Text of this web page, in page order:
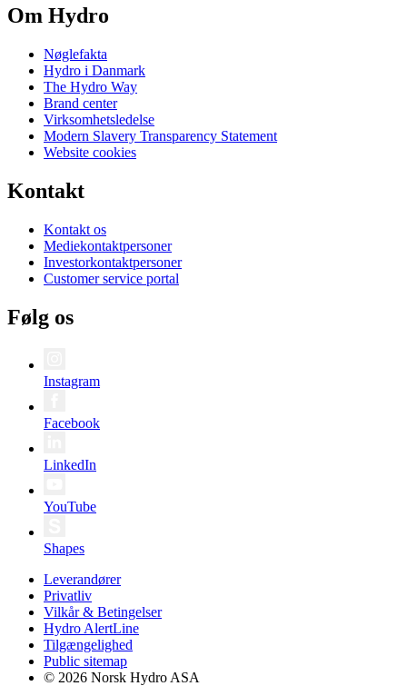
Om Hydro
Nøglefakta
Hydro i Danmark
The Hydro Way
Brand center
Virksomhetsledelse
Modern Slavery Transparency Statement
Website cookies
Kontakt
Kontakt os
Mediekontaktpersoner
Investorkontaktpersoner
Customer service portal
Følg os
Instagram
Facebook
LinkedIn
YouTube
Shapes
Leverandører
Privatliv
Vilkår & Betingelser
Hydro AlertLine
Tilgængelighed
Public sitemap
© 2026 Norsk Hydro ASA